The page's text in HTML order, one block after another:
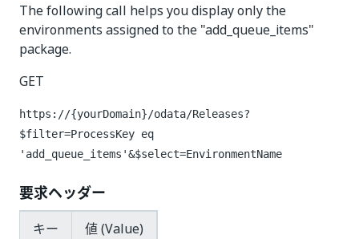
The following call helps you display only the
environments assigned to the "add_queue_items"
package.
GET
https://{yourDomain}/odata/Releases?
$filter=ProcessKey eq
'add_queue_items'&$select=EnvironmentName
要求ヘッダー
キー
値 (Value)